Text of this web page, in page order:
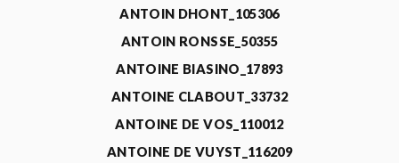
ANTOIN DHONT_105306
ANTOIN RONSSE_50355
ANTOINE BIASINO_17893
ANTOINE CLABOUT_33732
ANTOINE DE VOS_110012
ANTOINE DE VUYST_116209